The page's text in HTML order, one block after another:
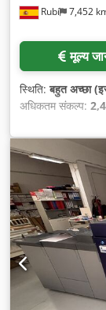
Rubí 7,452
मूल्य
स्थिति:बहुत अच्छा
अधिकतम संकल्प:
330 मिमी, कागज
उपकरण:ऑटो डुप्लेक्स